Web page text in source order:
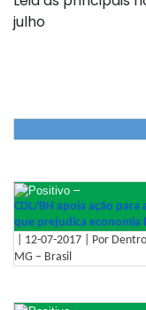
julho
–
CDL/BH apoia ação
que prejudica economia
| 12-07-2017 | Por
MG – Brasil